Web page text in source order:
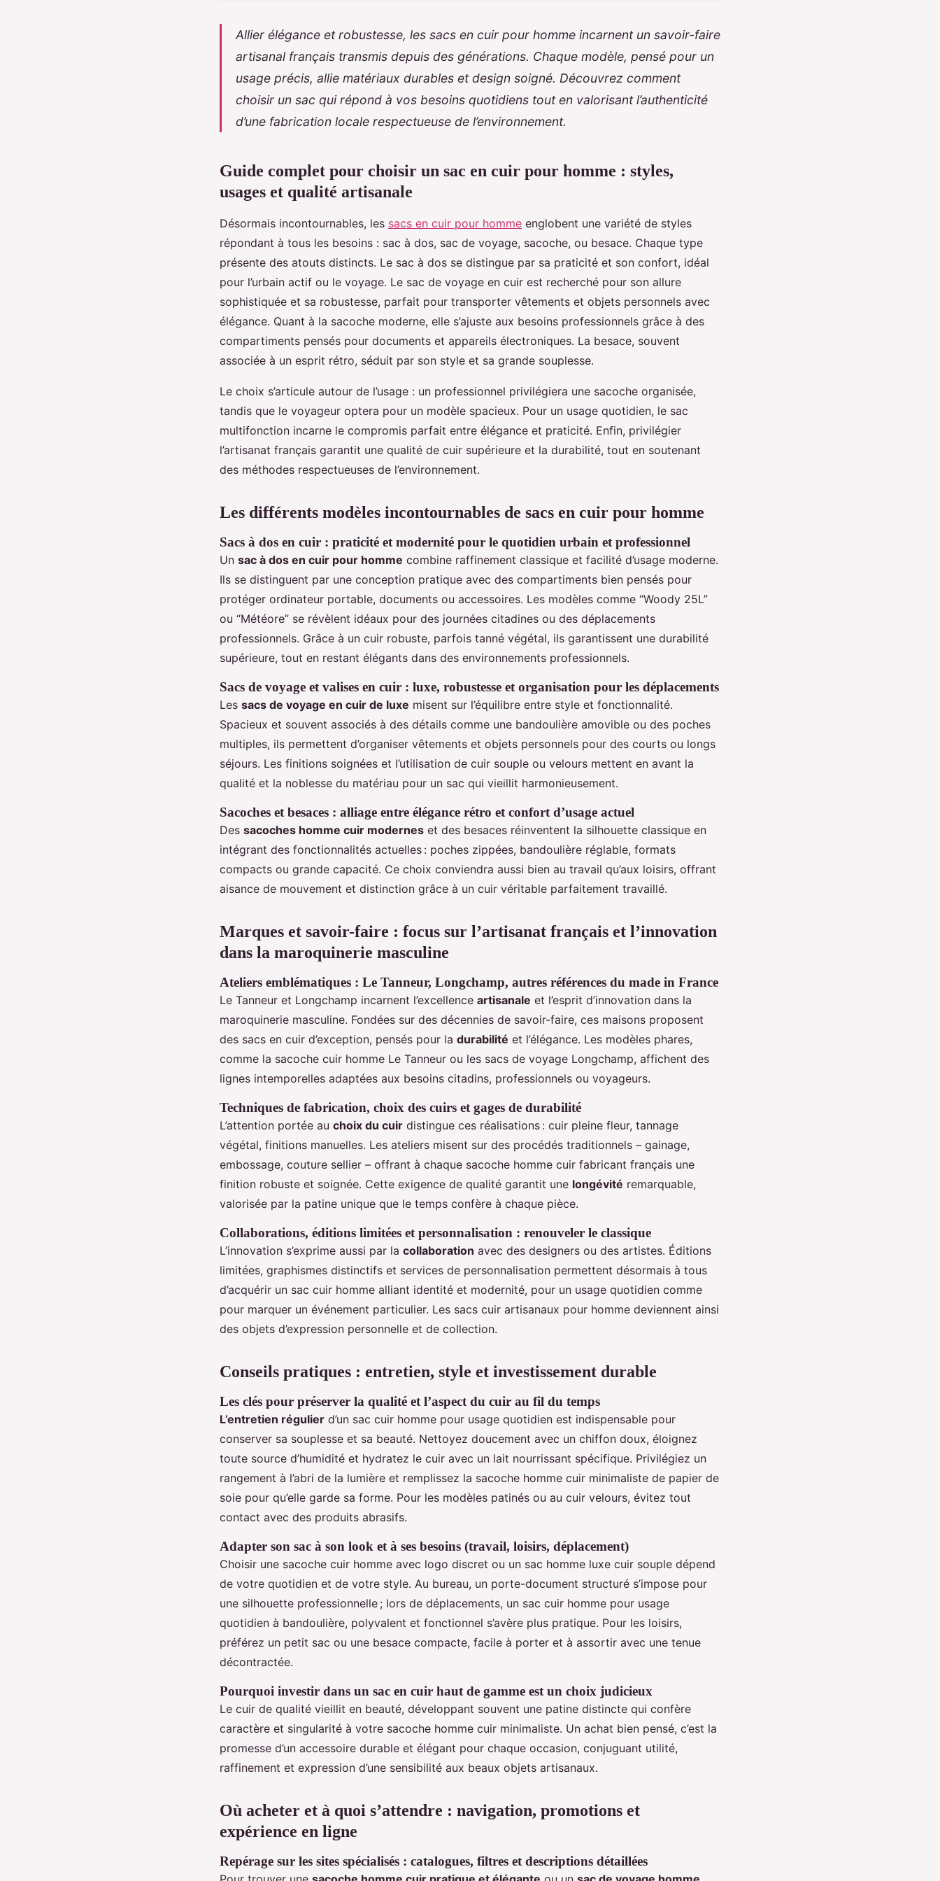
Allier élégance et robustesse, les sacs en cuir pour homme incarnent un savoir-faire
artisanal français transmis depuis des générations. Chaque modèle, pensé pour un
usage précis, allie matériaux durables et design soigné. Découvrez comment
choisir un sac qui répond à vos besoins quotidiens tout en valorisant l’authenticité
d’une fabrication locale respectueuse de l’environnement.
Guide complet pour choisir un sac en cuir pour homme : styles,
usages et qualité artisanale
Désormais incontournables, les sacs en cuir pour homme englobent une variété de styles
répondant à tous les besoins : sac à dos, sac de voyage, sacoche, ou besace. Chaque type
présente des atouts distincts. Le sac à dos se distingue par sa praticité et son confort, idéal
pour l’urbain actif ou le voyage. Le sac de voyage en cuir est recherché pour son allure
sophistiquée et sa robustesse, parfait pour transporter vêtements et objets personnels avec
élégance. Quant à la sacoche moderne, elle s’ajuste aux besoins professionnels grâce à des
compartiments pensés pour documents et appareils électroniques. La besace, souvent
associée à un esprit rétro, séduit par son style et sa grande souplesse.
Le choix s’articule autour de l’usage : un professionnel privilégiera une sacoche organisée,
tandis que le voyageur optera pour un modèle spacieux. Pour un usage quotidien, le sac
multifonction incarne le compromis parfait entre élégance et praticité. Enfin, privilégier
l’artisanat français garantit une qualité de cuir supérieure et la durabilité, tout en soutenant
des méthodes respectueuses de l’environnement.
Les différents modèles incontournables de sacs en cuir pour homme
Sacs à dos en cuir : praticité et modernité pour le quotidien urbain et professionnel
Un sac à dos en cuir pour homme combine raffinement classique et facilité d’usage moderne.
Ils se distinguent par une conception pratique avec des compartiments bien pensés pour
protéger ordinateur portable, documents ou accessoires. Les modèles comme “Woody 25L”
ou “Météore” se révèlent idéaux pour des journées citadines ou des déplacements
professionnels. Grâce à un cuir robuste, parfois tanné végétal, ils garantissent une durabilité
supérieure, tout en restant élégants dans des environnements professionnels.
Sacs de voyage et valises en cuir : luxe, robustesse et organisation pour les déplacements
Les sacs de voyage en cuir de luxe misent sur l’équilibre entre style et fonctionnalité.
Spacieux et souvent associés à des détails comme une bandoulière amovible ou des poches
multiples, ils permettent d’organiser vêtements et objets personnels pour des courts ou longs
séjours. Les finitions soignées et l’utilisation de cuir souple ou velours mettent en avant la
qualité et la noblesse du matériau pour un sac qui vieillit harmonieusement.
Sacoches et besaces : alliage entre élégance rétro et confort d’usage actuel
Des sacoches homme cuir modernes et des besaces réinventent la silhouette classique en
intégrant des fonctionnalités actuelles : poches zippées, bandoulière réglable, formats
compacts ou grande capacité. Ce choix conviendra aussi bien au travail qu’aux loisirs, offrant
aisance de mouvement et distinction grâce à un cuir véritable parfaitement travaillé.
Marques et savoir-faire : focus sur l’artisanat français et l’innovation
dans la maroquinerie masculine
Ateliers emblématiques : Le Tanneur, Longchamp, autres références du made in France
Le Tanneur et Longchamp incarnent l’excellence artisanale et l’esprit d’innovation dans la
maroquinerie masculine. Fondées sur des décennies de savoir-faire, ces maisons proposent
des sacs en cuir d’exception, pensés pour la durabilité et l’élégance. Les modèles phares,
comme la sacoche cuir homme Le Tanneur ou les sacs de voyage Longchamp, affichent des
lignes intemporelles adaptées aux besoins citadins, professionnels ou voyageurs.
Techniques de fabrication, choix des cuirs et gages de durabilité
L’attention portée au choix du cuir distingue ces réalisations : cuir pleine fleur, tannage
végétal, finitions manuelles. Les ateliers misent sur des procédés traditionnels – gainage,
embossage, couture sellier – offrant à chaque sacoche homme cuir fabricant français une
finition robuste et soignée. Cette exigence de qualité garantit une longévité remarquable,
valorisée par la patine unique que le temps confère à chaque pièce.
Collaborations, éditions limitées et personnalisation : renouveler le classique
L’innovation s’exprime aussi par la collaboration avec des designers ou des artistes. Éditions
limitées, graphismes distinctifs et services de personnalisation permettent désormais à tous
d’acquérir un sac cuir homme alliant identité et modernité, pour un usage quotidien comme
pour marquer un événement particulier. Les sacs cuir artisanaux pour homme deviennent ainsi
des objets d’expression personnelle et de collection.
Conseils pratiques : entretien, style et investissement durable
Les clés pour préserver la qualité et l’aspect du cuir au fil du temps
L’entretien régulier d’un sac cuir homme pour usage quotidien est indispensable pour
conserver sa souplesse et sa beauté. Nettoyez doucement avec un chiffon doux, éloignez
toute source d’humidité et hydratez le cuir avec un lait nourrissant spécifique. Privilégiez un
rangement à l’abri de la lumière et remplissez la sacoche homme cuir minimaliste de papier de
soie pour qu’elle garde sa forme. Pour les modèles patinés ou au cuir velours, évitez tout
contact avec des produits abrasifs.
Adapter son sac à son look et à ses besoins (travail, loisirs, déplacement)
Choisir une sacoche cuir homme avec logo discret ou un sac homme luxe cuir souple dépend
de votre quotidien et de votre style. Au bureau, un porte-document structuré s’impose pour
une silhouette professionnelle ; lors de déplacements, un sac cuir homme pour usage
quotidien à bandoulière, polyvalent et fonctionnel s’avère plus pratique. Pour les loisirs,
préférez un petit sac ou une besace compacte, facile à porter et à assortir avec une tenue
décontractée.
Pourquoi investir dans un sac en cuir haut de gamme est un choix judicieux
Le cuir de qualité vieillit en beauté, développant souvent une patine distincte qui confère
caractère et singularité à votre sacoche homme cuir minimaliste. Un achat bien pensé, c’est la
promesse d’un accessoire durable et élégant pour chaque occasion, conjuguant utilité,
raffinement et expression d’une sensibilité aux beaux objets artisanaux.
Où acheter et à quoi s’attendre : navigation, promotions et
expérience en ligne
Repérage sur les sites spécialisés : catalogues, filtres et descriptions détaillées